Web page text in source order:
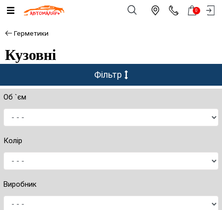
0
Герметики
Кузовні
Фільтр
Об `єм
Колір
Виробник